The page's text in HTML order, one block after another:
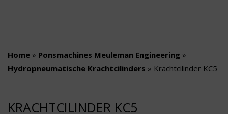
Home » Ponsmachines Meuleman Engineering »
Hydropneumatische Krachtcilinders » Krachtcilinder KC5
KRACHTCILINDER KC5